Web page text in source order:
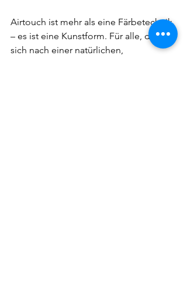
Airtouch ist mehr als eine Färbetechnik
– es ist eine Kunstform. Für alle, die
sich nach einer natürlichen,